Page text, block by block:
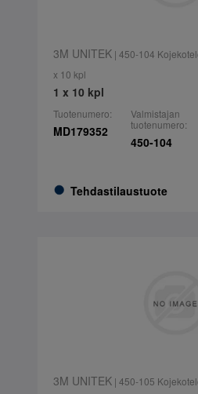
3M UNITEK| 450-104
x 10 kpl
1 x 10 kpl
Tuotenumero:
MD179352
Tehdastilaustuote
Valmistajan
tuotenumero:
450-104
3M UNITEK| 450-105